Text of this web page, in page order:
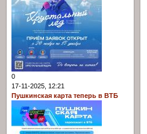
0
17-11-2025, 12:21
Пушкинская карта теперь в ВТБ